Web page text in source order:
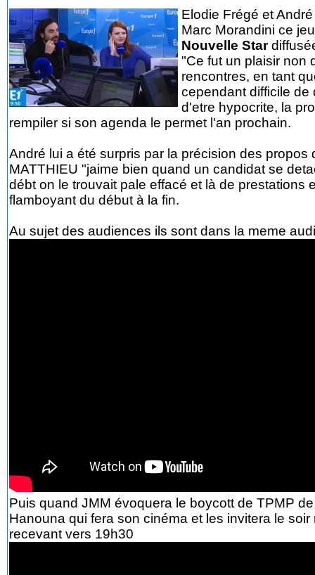
Elodie Frégé et
Marc Morandini ce
Nouvelle Star
"Ce fut un plaisir non
rencontres, en tant
cependant difficile de
d'etre hypocrite, la
rempiler si son agenda le permet l'an prochain.
André lui a été surpris par la précision des
MATTHIEU "jaime bien quand un candidat se
débt on le trouvait pale effacé et là de prestations
flamboyant du début à la fin.
Au sujet des audiences ils sont dans la meme
Puis quand JMM évoquera le boycott de TPMP
Hanouna qui fera son cinéma et les invitera le
recevant vers 19h30